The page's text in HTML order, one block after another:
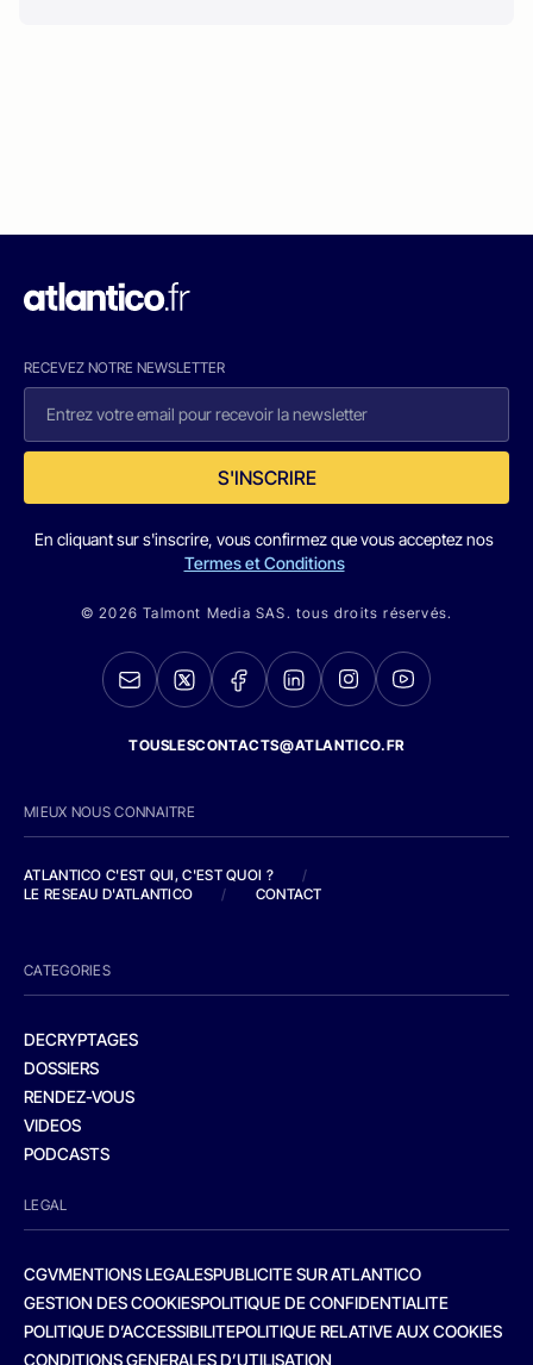
RECEVEZ NOTRE NEWSLETTER
S'INSCRIRE
En cliquant sur s'inscrire, vous confirmez que vous acceptez nos
Termes et Conditions
© 2026 Talmont Media SAS. tous droits réservés.
TOUSLESCONTACTS@ATLANTICO.FR
MIEUX NOUS CONNAITRE
ATLANTICO C'EST QUI, C'EST QUOI ?
/
LE RESEAU D'ATLANTICO
/ CONTACT
CATEGORIES
DECRYPTAGES
DOSSIERS
RENDEZ-VOUS
VIDEOS
PODCASTS
LEGAL
CGVMENTIONS LEGALESPUBLICITE SUR ATLANTICO
GESTION DES COOKIESPOLITIQUE DE CONFIDENTIALITE
POLITIQUE D’ACCESSIBILITEPOLITIQUE RELATIVE AUX COOKIES
CONDITIONS GENERALES D’UTILISATION